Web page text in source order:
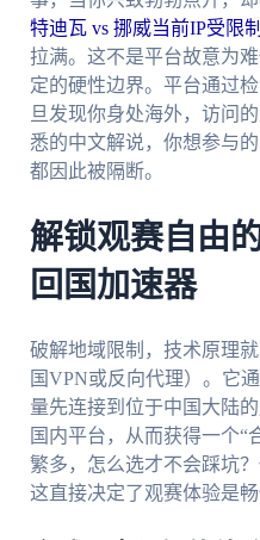
特迪瓦 vs 挪威当前IP受限制
拉满。这不是平台故意为
定的硬性边界。平台通过
旦发现你身处海外，访问
悉的中文解说，你想参与
都因此被隔断。
解锁观赛自由
回国加速器
破解地域限制，技术原理
国VPN或反向代理）。它
量先连接到位于中国大陆
国内平台，从而获得一个“
繁多，怎么选才不会踩坑
这直接决定了观赛体验是